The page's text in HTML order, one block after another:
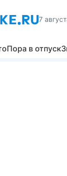
7
Пора в отпуск